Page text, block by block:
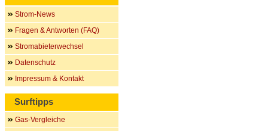
Strom-News
Fragen & Antworten (FAQ)
Stromabieterwechsel
Datenschutz
Impressum & Kontakt
Surftipps
Gas-Vergleiche